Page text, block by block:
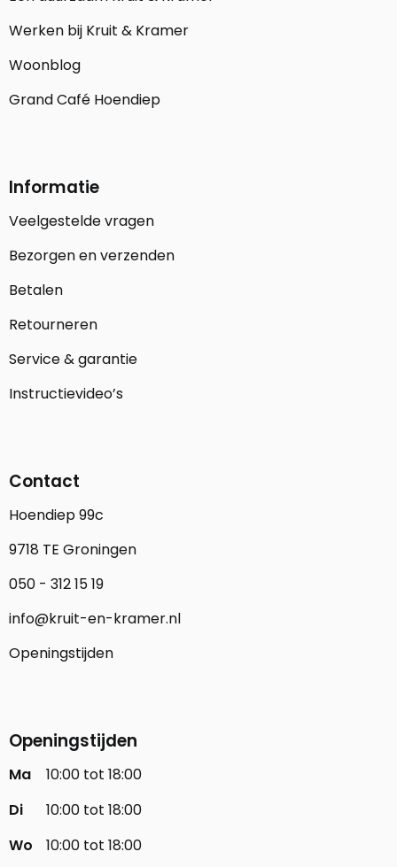
Werken bij Kruit & Kramer
Woonblog
Grand Café Hoendiep
Informatie
Veelgestelde vragen
Bezorgen en verzenden
Betalen
Retourneren
Service & garantie
Instructievideo’s
Contact
Hoendiep 99c
9718 TE Groningen
050 - 312 15 19
info@kruit-en-kramer.nl
Openingstijden
Openingstijden
Ma
10:00 tot 18:00
Di
10:00 tot 18:00
Wo
10:00 tot 18:00